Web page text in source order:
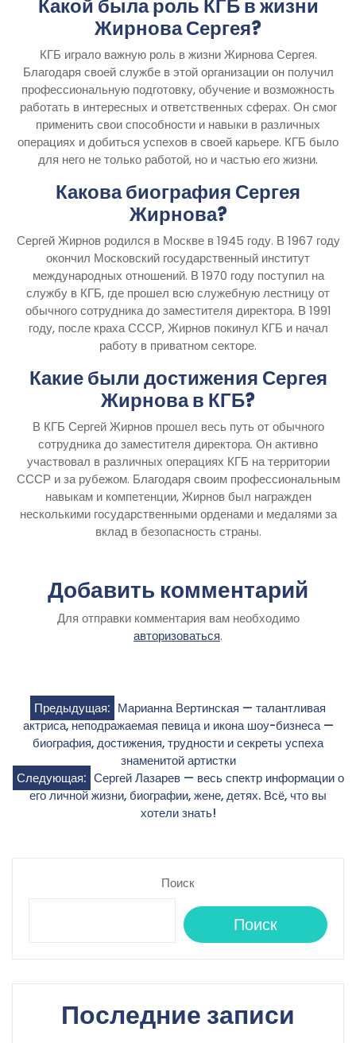
Какой была роль КГБ в жизни
Жирнова Сергея?
КГБ играло важную роль в жизни Жирнова Сергея.
Благодаря своей службе в этой организации он получил
профессиональную подготовку, обучение и возможность
работать в интересных и ответственных сферах. Он смог
применить свои способности и навыки в различных
операциях и добиться успехов в своей карьере. КГБ было
для него не только работой, но и частью его жизни.
Какова биография Сергея
Жирнова?
Сергей Жирнов родился в Москве в 1945 году. В 1967 году
окончил Московский государственный институт
международных отношений. В 1970 году поступил на
службу в КГБ, где прошел всю служебную лестницу от
обычного сотрудника до заместителя директора. В 1991
году, после краха СССР, Жирнов покинул КГБ и начал
работу в приватном секторе.
Какие были достижения Сергея
Жирнова в КГБ?
В КГБ Сергей Жирнов прошел весь путь от обычного
сотрудника до заместителя директора. Он активно
участвовал в различных операциях КГБ на территории
СССР и за рубежом. Благодаря своим профессиональным
навыкам и компетенции, Жирнов был награжден
несколькими государственными орденами и медалями за
вклад в безопасность страны.
Добавить комментарий
Для отправки комментария вам необходимо
авторизоваться.
Навигация
по
записям
Предыдущая: Марианна Вертинская — талантливая
актриса, неподражаемая певица и икона шоу-бизнеса —
биография, достижения, трудности и секреты успеха
знаменитой артистки
Следующая: Сергей Лазарев — весь спектр информации о
его личной жизни, биографии, жене, детях. Всё, что вы
хотели знать!
Поиск
Поиск
Последние записи